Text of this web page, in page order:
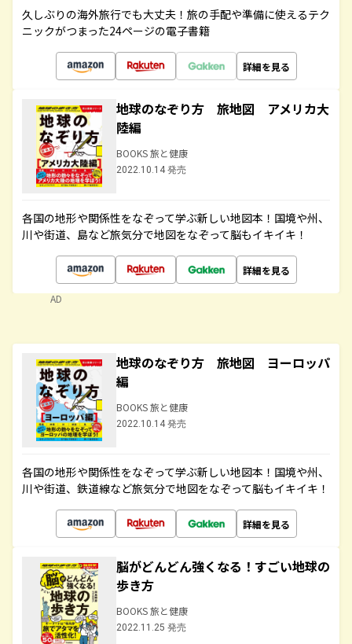
久しぶりの海外旅行でも大丈夫！旅の手配や準備に使えるテク
ニックがつまった24ページの電子書籍
詳細を見る
地球のなぞり方 旅地図 アメリカ大
陸編
BOOKS 旅と健康
2022.10.14 発売
各国の地形や関係性をなぞって学ぶ新しい地図本！国境や州、
川や街道、島など旅気分で地図をなぞって脳もイキイキ！
詳細を見る
AD
地球のなぞり方 旅地図 ヨーロッパ
編
BOOKS 旅と健康
2022.10.14 発売
各国の地形や関係性をなぞって学ぶ新しい地図本！国境や州、
川や街道、鉄道線など旅気分で地図をなぞって脳もイキイキ！
詳細を見る
脳がどんどん強くなる！すごい地球の
歩き方
BOOKS 旅と健康
2022.11.25 発売